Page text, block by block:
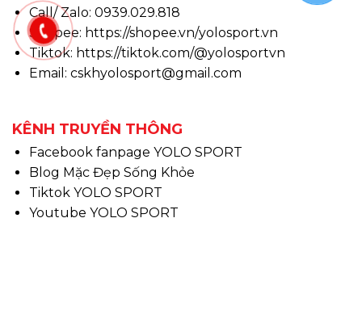
Call/ Zalo: 0939.029.818
Shopee: https://shopee.vn/yolosport.vn
Tiktok: https://tiktok.com/@yolosportvn
Email: cskhyolosport@gmail.com
KÊNH TRUYỀN THÔNG
Facebook fanpage YOLO SPORT
Blog Mặc Đẹp Sống Khỏe
Tiktok YOLO SPORT
Youtube YOLO SPORT